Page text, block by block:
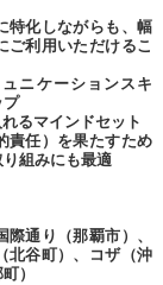
化しながらも、幅
ご利用いただけるこ
ケーションスキ
プ
マインドセット
任）を果たすため
組みにも最適
通り（那覇市）、
北谷町）、コザ（沖
）